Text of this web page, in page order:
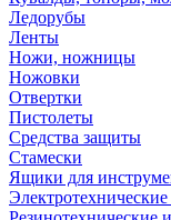
Ледорубы
Ленты
Ножи, ножницы
Ножовки
Отвертки
Пистолеты
Средства защиты
Стамески
Ящики для
Электротехнические